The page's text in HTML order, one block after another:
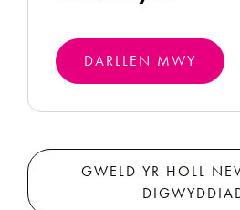
DARLLEN MWY
GWELD YR HOLL